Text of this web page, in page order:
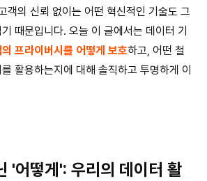
객의 신뢰 없이는 어떤 혁신적인 기술도 그
때문입니다. 오늘 이 글에서는 데이터 기
프라이버시를 어떻게 보호하고, 어떤 철
활용하는지에 대해 솔직하고 투명하게 이
'어떻게': 우리의 데이터 활